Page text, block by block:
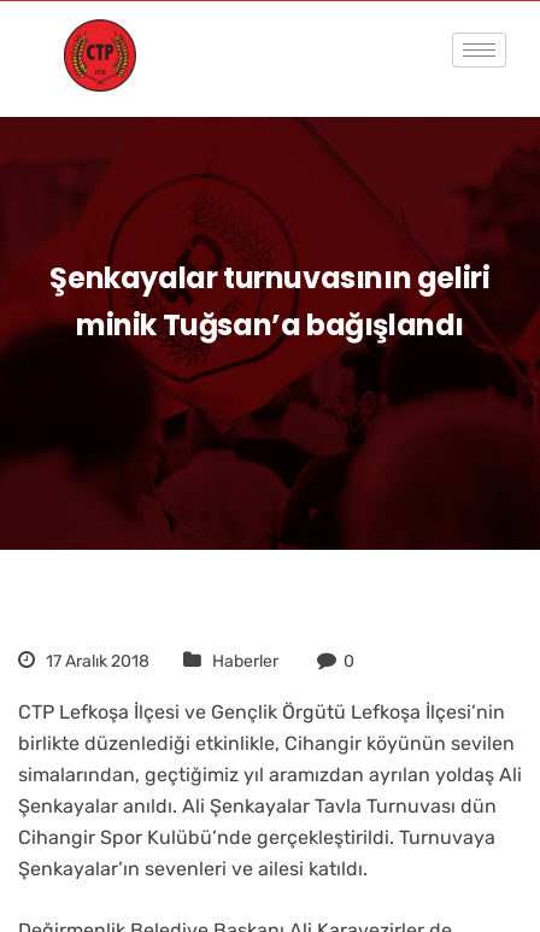
Şenkayalar turnuvasının geliri
minik Tuğsan’a bağışlandı
17 Aralık 2018 Haberler 0
CTP Lefkoşa İlçesi ve Gençlik Örgütü Lefkoşa İlçesi’nin
birlikte düzenlediği etkinlikle, Cihangir köyünün sevilen
simalarından, geçtiğimiz yıl aramızdan ayrılan yoldaş Ali
Şenkayalar anıldı. Ali Şenkayalar Tavla Turnuvası dün
Cihangir Spor Kulübü’nde gerçekleştirildi. Turnuvaya
Şenkayalar’ın sevenleri ve ailesi katıldı.